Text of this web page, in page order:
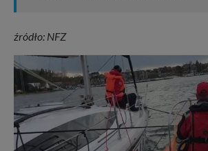
źródło: NFZ